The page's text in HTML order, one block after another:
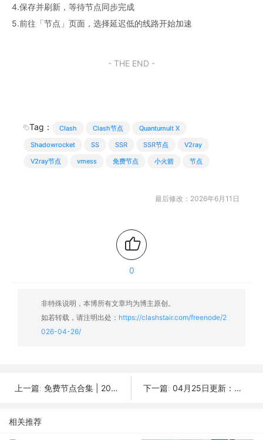
4.保存并刷新，等待节点同步完成
5.前往「节点」页面，选择延迟低的线路开始加速
- THE END -
Tag： Clash Clash节点
Quantumult X
Shadowrocket
SS SSR SSR节点
V2ray
V2ray节点
vmess 免费节点 小火箭 节点
最后修改：2026年6月11日
0
非特殊说明，本博所有文章均为博主原创。
如若转载，请注明出处： https://clashstair.com/freenode/2
026-04-26/
上一篇: 免费节点合集 | 2026年04月27日SSR/V2Ray/Clash订阅整理 下一篇: 04月25日更新：可用SSR/V2Ray/Clash免费节点全集（26条）
相关推荐